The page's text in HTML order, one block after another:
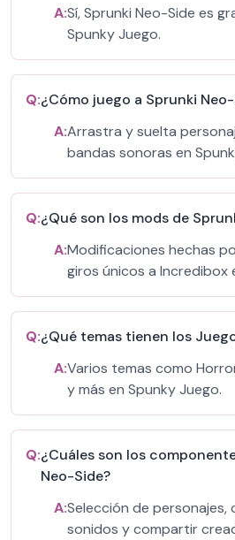
A:Sí, Sprunki Neo-Side es
Spunky Juego.
Q:¿Cómo juego a Sprunki
A:Arrastra y suelta
bandas sonoras en
Q:¿Qué son los mods de
A:Modificaciones hechas
giros únicos a Incredibox
Q:¿Qué temas tienen los
A:Varios temas como
y más en Spunky Juego.
Q:¿Cuáles son los
Neo-Side?
A:Selección de personajes,
sonidos y compartir